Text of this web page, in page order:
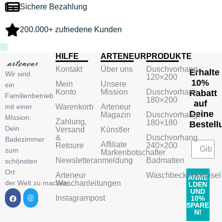
Sichere Bezahlung
200.000+ zufriedene Kunden
Wir sind
ein
Familienbetrieb
mit einer
MIssion:
Dein
Badezimmer
zum
schönsten
Ort
der Welt zu machen.
HILFE
Kontakt
Mein
Konto
Warenkorb
Zahlung,
Versand
&
Retoure
Newsletteranmeldung
Arteneur
Waschanleitungen
Instagrampost
ARTENEUR
Über uns
Unsere
Mission
Arteneur
Magazin
Künstler
Affiliate
Markenbotschafter
PRODUKTE
Duschvorhang
120×200
Duschvorhang
180×200
Duschvorhang
180×180
Duschvorhang
240×200
Badmatten
Waschbeckenstöpsel
Erhalte
10%
Rabatt
auf
Deine
ANME
LDEN
UND
10%
SPARE
N!